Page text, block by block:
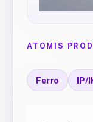
ATOMIS
Ferro IP/